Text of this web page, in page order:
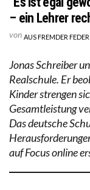
– ein Lehrer
von AUS FREMDER FEDER
Jonas Schreiber
Realschule. Er
Kinder strengen
Gesamtleistung
Das deutsche
auf Focus online